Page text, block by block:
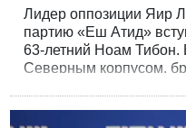
Лидер оппозиции Яир
партию «Еш Атид»
63-летний Ноам
Северным корпусом,